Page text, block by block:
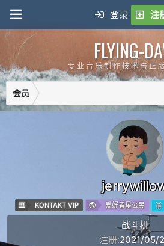
登录 注
FLYING-
专 业 音 乐 制 作 技 术 与 正
会员
KONTAKT VIP 爱好者星公民
战斗机
注册 2021/05/